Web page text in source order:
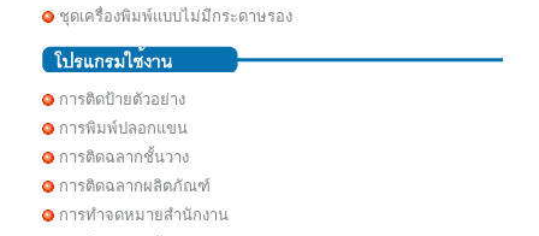
ชุดเครื่องพิมพ์แบบไม่มีกระดาษรอง
การติดป้ายตัวอย่าง
การพิมพ์ปลอกแขน
การติดฉลากชั้นวาง
การติดฉลากผลิตภัณฑ์
การทำจดหมายสำนักงาน